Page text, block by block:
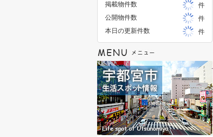
掲載物件数
件
公開物件数
件
本日の更新件数
件